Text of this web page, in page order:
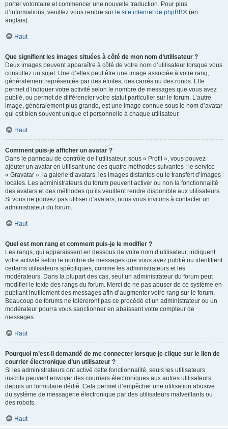
porter volontaire et commencer une nouvelle traduction. Pour plus
d’informations, veuillez vous rendre sur le site internet de phpBB® (en
anglais).
Haut
Que signifient les images situées à côté de mon nom d’utilisateur ?
Deux images peuvent apparaître à côté de votre nom d’utilisateur lorsque vous
consultez un sujet. Une d’elles peut être une image associée à votre rang,
généralement représentée par des étoiles, des carrés ou des ronds. Elle
permet d’indiquer votre activité selon le nombre de messages que vous avez
publié, ou permet de différencier votre statut particulier sur le forum. L’autre
image, généralement plus grande, est une image connue sous le nom d’avatar
qui est bien souvent unique et personnelle à chaque utilisateur.
Haut
Comment puis-je afficher un avatar ?
Dans le panneau de contrôle de l’utilisateur, sous « Profil », vous pouvez
ajouter un avatar en utilisant une des quatre méthodes suivantes : le service
« Gravatar », la galerie d’avatars, les images distantes ou le transfert d’images
locales. Les administrateurs du forum peuvent activer ou non la fonctionnalité
des avatars et des méthodes qu’ils veuillent rendre disponible aux utilisateurs.
Si vous ne pouvez pas utiliser d’avatars, nous vous invitons à contacter un
administrateur du forum.
Haut
Quel est mon rang et comment puis-je le modifier ?
Les rangs, qui apparaissent en dessous de votre nom d’utilisateur, indiquent
votre activité selon le nombre de messages que vous avez publié ou identifient
certains utilisateurs spécifiques, comme les administrateurs et les
modérateurs. Dans la plupart des cas, seul un administrateur du forum peut
modifier le texte des rangs du forum. Merci de ne pas abuser de ce système en
publiant inutilement des messages afin d’augmenter votre rang sur le forum.
Beaucoup de forums ne toléreront pas ce procédé et un administrateur ou un
modérateur pourra vous sanctionner en abaissant votre compteur de
messages.
Haut
Pourquoi m’est-il demandé de me connecter lorsque je clique sur le lien de
courrier électronique d’un utilisateur ?
Si les administrateurs ont activé cette fonctionnalité, seuls les utilisateurs
inscrits peuvent envoyer des courriers électroniques aux autres utilisateurs
depuis un formulaire dédié. Cela permet d’empêcher une utilisation abusive
du système de messagerie électronique par des utilisateurs malveillants ou
des robots.
Haut